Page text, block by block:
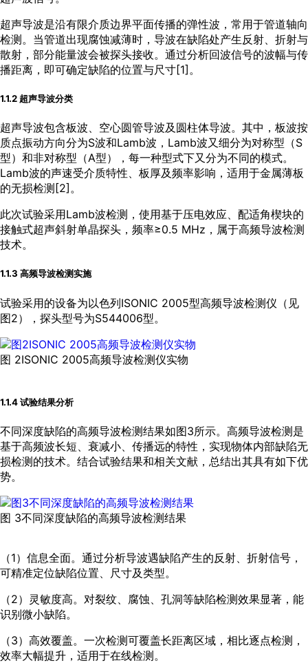
超声导波是沿有限介质边界平面传播的弹性波，常用于管道轴向
检测。当管道出现腐蚀减薄时，导波在缺陷处产生反射、折射与
散射，部分能量波会被探头接收。通过分析回波信号的波幅与传
播距离，即可确定缺陷的位置与尺寸[1]。
1.1.2 超声导波分类
超声导波包含板波、空心圆管导波及圆柱体导波。其中，板波按
质点振动方向分为S波和Lamb波，Lamb波又细分为对称型（S
型）和非对称型（A型），每一种型式下又分为不同的模式。
Lamb波的声速受介质特性、板厚及频率影响，适用于金属薄板
的无损检测[2]。
此次试验采用Lamb波检测，使用基于压电效应、配适角楔块的
接触式超声斜射单晶探头，频率≥0.5 MHz，属于高频导波检测
技术。
1.1.3 高频导波检测实施
试验采用的设备为以色列ISONIC 2005型高频导波检测仪（见
图2），探头型号为S544006型。
图 2ISONIC 2005高频导波检测仪实物
1.1.4 试验结果分析
不同深度缺陷的高频导波检测结果如图3所示。高频导波检测是
基于高频波长短、衰减小、传播远的特性，实现物体内部缺陷无
损检测的技术。结合试验结果和相关文献，总结出其具有如下优
势。
图 3不同深度缺陷的高频导波检测结果
（1）信息全面。通过分析导波遇缺陷产生的反射、折射信号，
可精准定位缺陷位置、尺寸及类型。
（2）灵敏度高。对裂纹、腐蚀、孔洞等缺陷检测效果显著，能
识别微小缺陷。
（3）高效覆盖。一次检测可覆盖长距离区域，相比逐点检测，
效率大幅提升，适用于在线检测。